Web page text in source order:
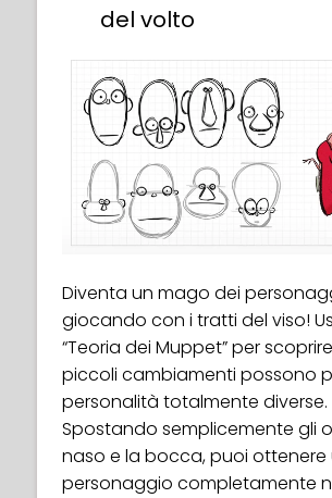
del volto
Diventa un mago dei
giocando con i tratti del viso!
“Teoria dei Muppet” per
piccoli cambiamenti possono
personalità totalmente diverse.
Spostando semplicemente gli
naso e la bocca, puoi ottenere
personaggio completamente